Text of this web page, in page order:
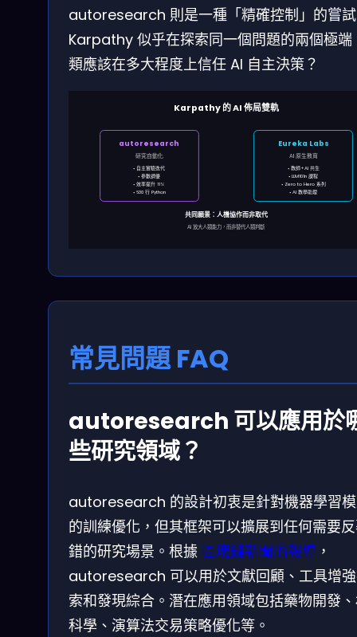
autoresearch 則是一種「精確控制」的嘗
Karpathy 似乎在探索同一個問題的兩個極端
類應該在多大程度上信任 AI 自主決策？
Karpathy 的 AI 佈局雙軌
autoresearch
研究自動化
• 自主實驗迭代
• 參數調優
• 效率提升 11%
• 630 行 Python
Eureka Labs
AI 原生教育
• 教師+AI 共生
• LLM101n 課程
• Zero to Hero 系列
• AI 教學助理
共同願景：人機協作而非取代
AI 放大人類能力，而非替代人類判斷
常見問題 FAQ
autoresearch 可以應用於
些研究領域？
autoresearch 的設計初衷是針對機器學習
的訓練優化，但其框架可以擴展到任何需要
錯的研究場景。根據 區塊鏈新聞的報導 ，
autoresearch 可以用於文獻回顧、工具增
索和發現綜合。潛在應用領域包括藥物開發
科學、演算法交易策略優化等。